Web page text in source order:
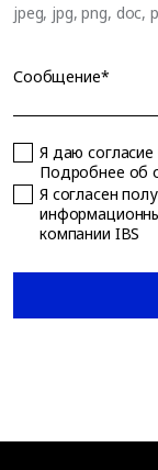
jpeg, jpg, png, doc,
Сообщение*
Я даю
Подробнее об
Я согласен
компании IBS